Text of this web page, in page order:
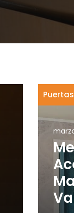
Puertas